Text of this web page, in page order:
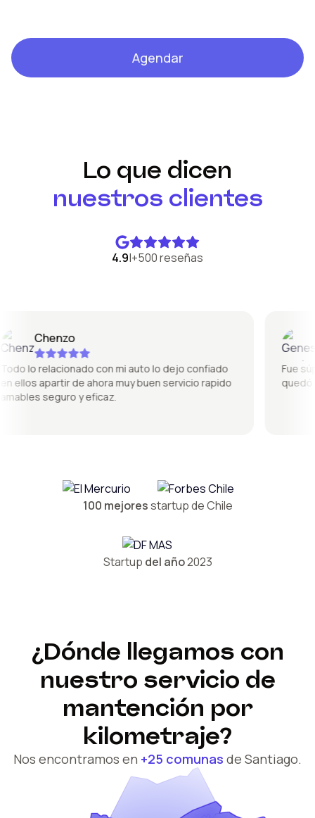
Agendar
Lo que dicen
nuestros clientes
4.9|+500 reseñas
Chenzo
lo relacionado con mi auto lo dejo confiado
apartir de ahora muy buen servicio rapido
seguro y eficaz.
Fue
quedó
100 mejoresstartup de Chile
Startup del año2023
¿Dónde llegamos con
nuestro servicio de
mantención por
kilometraje?
Nos encontramos en +25 comunas de Santiago.